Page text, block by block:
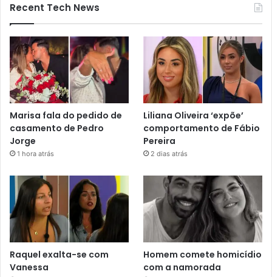
Recent Tech News
Marisa fala do pedido de
casamento de Pedro
Jorge
1 hora atrás
Liliana Oliveira ‘expõe’
comportamento de Fábio
Pereira
2 dias atrás
Raquel exalta-se com
Vanessa
Homem comete homicídio
com a namorada